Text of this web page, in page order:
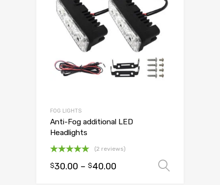
FOG LIGHTS
Anti-Fog additional LED
Headlights
5.00na 5
(2 reviews)
$30.00 – $40.00